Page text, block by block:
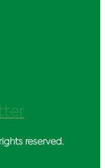
reserved.